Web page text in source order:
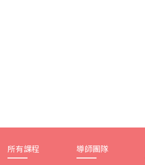
所有課程
導師團隊